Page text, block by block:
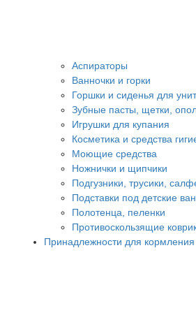
Аспираторы
Ванночки и горки
Горшки и сиденья для
Зубные пасты, щетки,
Игрушки для купания
Косметика и средства
Моющие средства
Ножнички и щипчики
Подгузники, трусики,
Подставки под детские
Полотенца, пеленки
Противоскользящие
Принадлежности для кормления